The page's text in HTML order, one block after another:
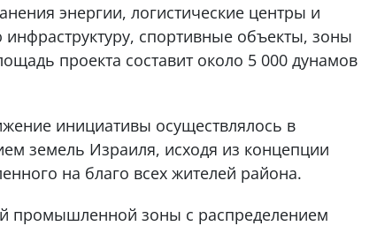
энергии, логистические центры и
спортивные объекты, зоны
проекта составит около 5 000 дунамов
инициативы осуществлялось в
земель Израиля, исходя из концепции
на благо всех жителей района.
промышленной зоны с распределением